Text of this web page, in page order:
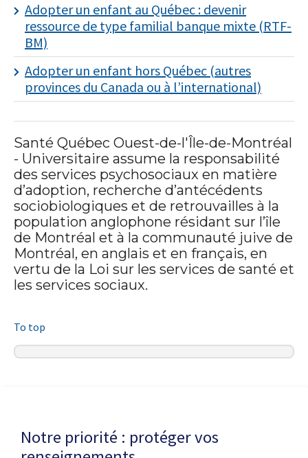
Adopter un enfant au Québec : devenir
ressource de type familial banque mixte (RTF-
BM)
Adopter un enfant hors Québec (autres
provinces du Canada ou à l’international)
Santé Québec Ouest-de-l'Île-de-Montréal
- Universitaire assume la responsabilité
des services psychosociaux en matière
d’adoption, recherche d’antécédents
sociobiologiques et de retrouvailles à la
population anglophone résidant sur l’île
de Montréal et à la communauté juive de
Montréal, en anglais et en français, en
vertu de la Loi sur les services de santé et
les services sociaux.
To top
Notre priorité : protéger vos